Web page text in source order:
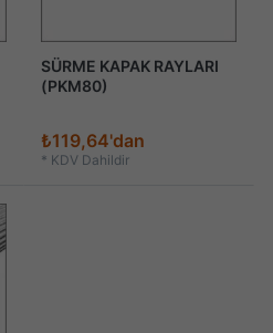
SÜRME KAPAK RAYLARI
(PKM80)
₺119,64'dan
* KDV Dahildir